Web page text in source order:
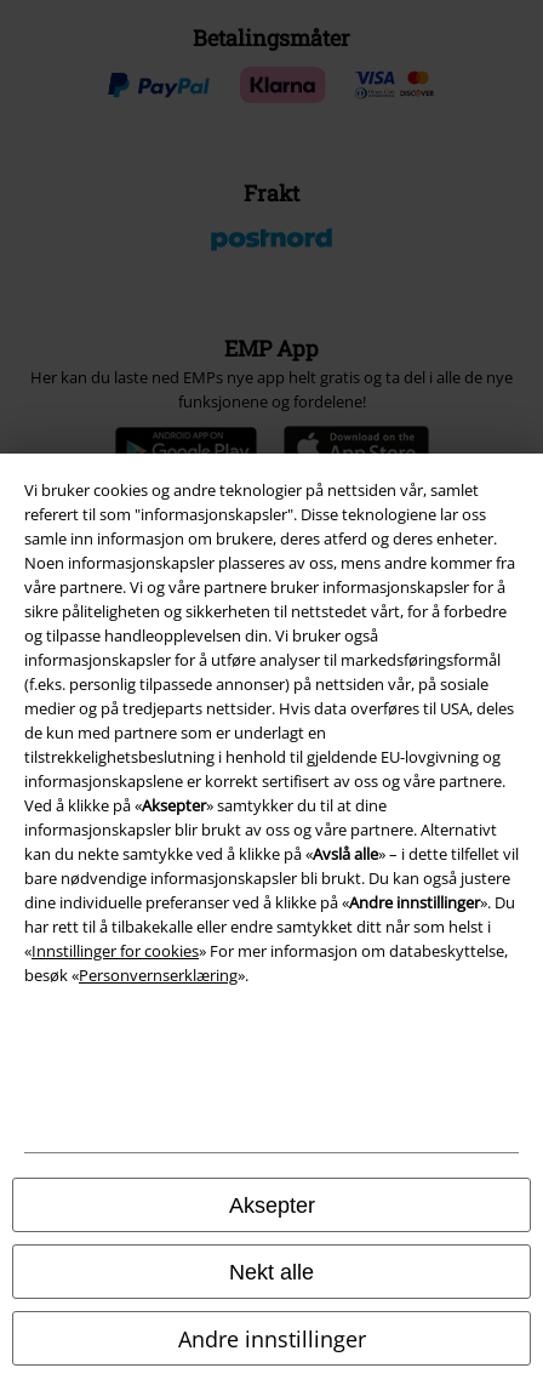
Vi bruker cookies og andre teknologier på nettsiden vår, samlet
referert til som "informasjonskapsler". Disse teknologiene lar oss
samle inn informasjon om brukere, deres atferd og deres enheter.
Noen informasjonskapsler plasseres av oss, mens andre kommer fra
våre partnere. Vi og våre partnere bruker informasjonskapsler for å
sikre påliteligheten og sikkerheten til nettstedet vårt, for å forbedre
og tilpasse handleopplevelsen din. Vi bruker også
informasjonskapsler for å utføre analyser til markedsføringsformål
(f.eks. personlig tilpassede annonser) på nettsiden vår, på sosiale
medier og på tredjeparts nettsider. Hvis data overføres til USA, deles
de kun med partnere som er underlagt en
tilstrekkelighetsbeslutning i henhold til gjeldende EU-lovgivning og
informasjonskapslene er korrekt sertifisert av oss og våre partnere.
Ved å klikke på «Aksepter» samtykker du til at dine
informasjonskapsler blir brukt av oss og våre partnere. Alternativt
kan du nekte samtykke ved å klikke på «Avslå alle» – i dette tilfellet vil
bare nødvendige informasjonskapsler bli brukt. Du kan også justere
dine individuelle preferanser ved å klikke på «Andre innstillinger». Du
har rett til å tilbakekalle eller endre samtykket ditt når som helst i
«Innstillinger for cookies» For mer informasjon om databeskyttelse,
besøk «Personvernserklæring».
Aksepter
Nekt alle
Andre innstillinger
Betalingsmåter
Frakt
EMP App
Her kan du laste ned EMPs nye app helt gratis og ta del i alle de nye
funksjonene og fordelene!
A Warner Music Group Company
Juridisk informasjon/Vilkår
Vilkår
Alle priser inkluderer moms og skatt.Frakt er ikke inkludert
© 1986-2026 E.M.P. Merchandising HGmbH